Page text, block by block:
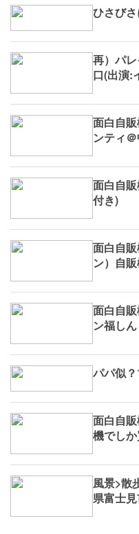
ひさび
再）パ
口(出演:
面白自
ンティ
面白自
付き)
面白自
ン）自
面白自
ン福しん
パパ似
面白自
機でし
風景>散
県富士